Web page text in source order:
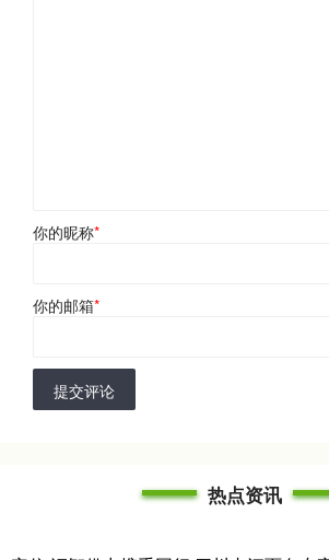
你的昵称*
你的邮箱*
提交评论
热点资讯